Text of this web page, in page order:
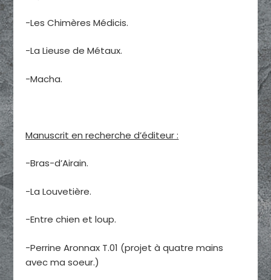
-Les Chimères Médicis.
-La Lieuse de Métaux.
-Macha.
Manuscrit en recherche d’éditeur :
-Bras-d’Airain.
-La Louvetière.
-Entre chien et loup.
-Perrine Aronnax T.01 (projet à quatre mains
avec ma soeur.)